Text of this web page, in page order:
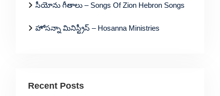
సీయోను గీతాలు – Songs Of Zion Hebron Songs
హోసన్నా మినిస్ట్రీస్ – Hosanna Ministries
Recent Posts